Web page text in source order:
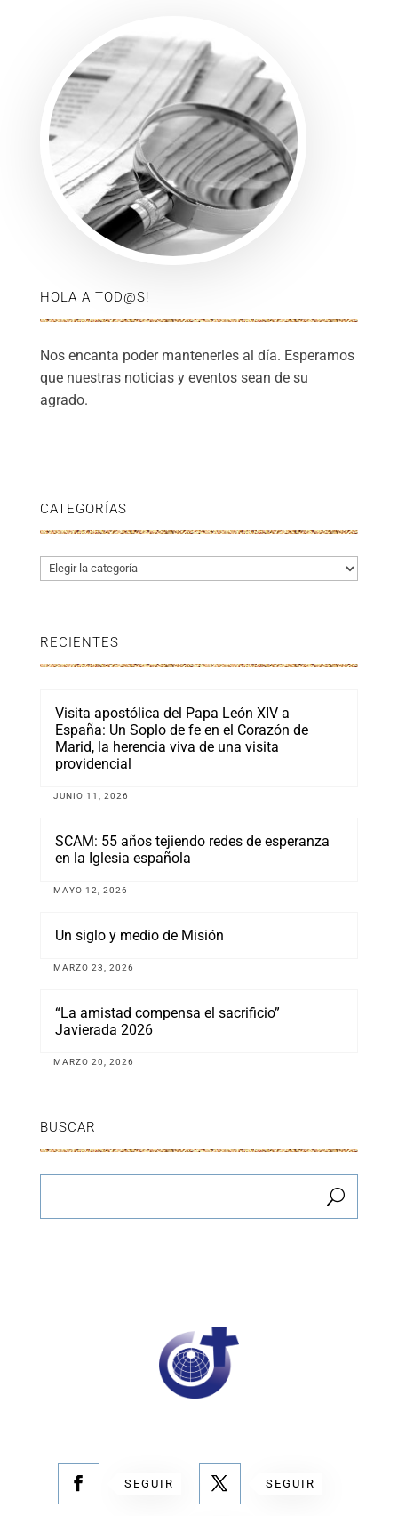
HOLA A TOD@S!
Nos encanta poder mantenerles al día. Esperamos
que nuestras noticias y eventos sean de su
agrado.
CATEGORÍAS
Categorías
RECIENTES
Visita apostólica del Papa León XIV a
España: Un Soplo de fe en el Corazón de
Marid, la herencia viva de una visita
providencial
JUNIO 11, 2026
SCAM: 55 años tejiendo redes de esperanza
en la Iglesia española
MAYO 12, 2026
Un siglo y medio de Misión
MARZO 23, 2026
“La amistad compensa el sacrificio”
Javierada 2026
MARZO 20, 2026
BUSCAR
SEGUIR SEGUIR